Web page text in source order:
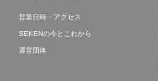
営業日時・アクセス
SEKENの今とこれから
運営団体